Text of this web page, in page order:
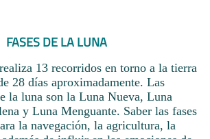
FASES DE LA LUNA
13 recorridos en torno a la tierra
28 días aproximadamente. Las
la luna son la Luna Nueva, Luna
y Luna Menguante. Saber las fases
la navegación, la agricultura, la